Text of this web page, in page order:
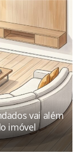
vai além
imóvel